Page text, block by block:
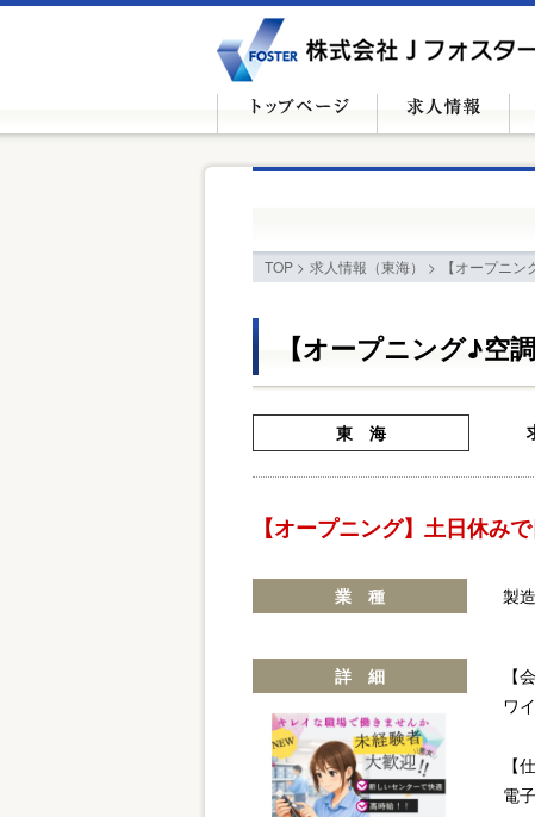
TOP > 求人情報（東海） > 【オープニ
【オープニング♪空
東 海
【オープニング】土日休み
業 種 製
詳 細
【
ワ
【
電